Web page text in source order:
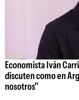
Economista Iván
discuten como en
nosotros"